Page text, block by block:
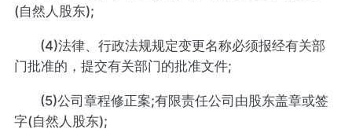
(自然人股东);
(4)法律、行政法规规定变更名称必须报经有关部
门批准的，提交有关部门的批准文件;
(5)公司章程修正案;有限责任公司由股东盖章或签
字(自然人股东);